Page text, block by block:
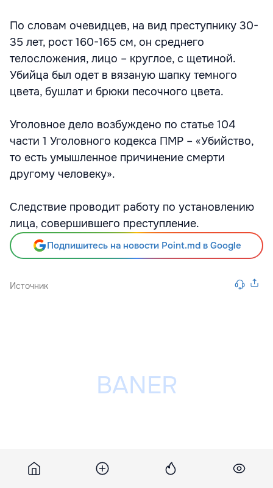
По словам очевидцев, на вид преступнику 30-
35 лет, рост 160-165 см, он среднего
телосложения, лицо – круглое, с щетиной.
Убийца был одет в вязаную шапку темного
цвета, бушлат и брюки песочного цвета.
Уголовное дело возбуждено по статье 104
части 1 Уголовного кодекса ПМР – «Убийство,
то есть умышленное причинение смерти
другому человеку».
Следствие проводит работу по установлению
лица, совершившего преступление.
Подпишитесь на новости Point.md в Google
Источник
Разместить рекламу на сайте